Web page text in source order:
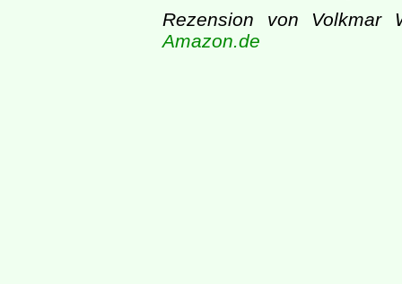
Rezension von
Amazon.de